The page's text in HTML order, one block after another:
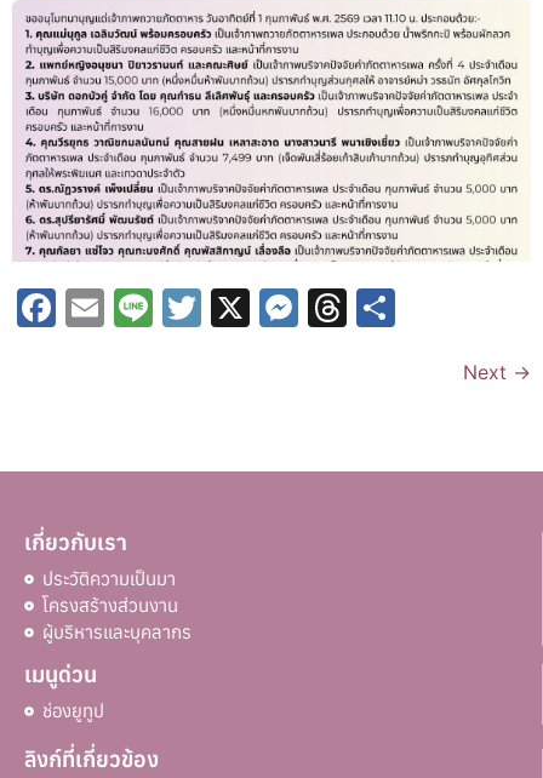
Facebook
Email
LineTwitter
X Messenger
Threads
Next →
เกี่ยวกับเรา
ประวัติความเป็นมา
โครงสร้างส่วนงาน
ผู้บริหารและบุคลากร
เมนูด่วน
ช่องยูทูป
ลิงก์ที่เกี่ยวข้อง